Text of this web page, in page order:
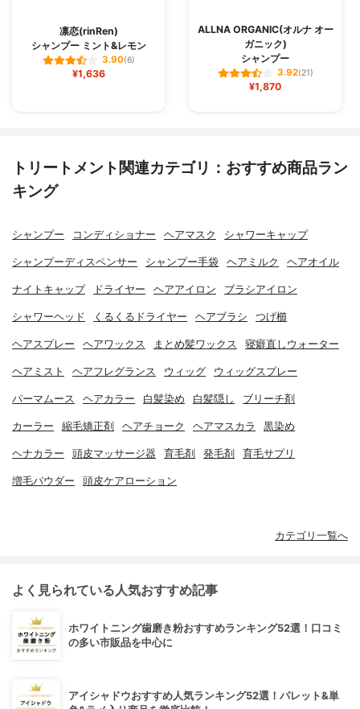
凛恋(rinRen)
シャンプー ミント&レモン
3.90(6)
¥1,636
ALLNA ORGANIC(オルナ オー
ガニック)
シャンプー
3.92(21)
¥1,870
トリートメント関連カテゴリ：おすすめ商品ラン
キング
シャンプー コンディショナー ヘアマスク シャワーキャップ
シャンプーディスペンサー シャンプー手袋 ヘアミルク ヘアオイル
ナイトキャップ ドライヤー ヘアアイロン ブラシアイロン
シャワーヘッド くるくるドライヤー ヘアブラシ つげ櫛
ヘアスプレー ヘアワックス まとめ髪ワックス 寝癖直しウォーター
ヘアミスト ヘアフレグランス ウィッグ ウィッグスプレー
パーマムース ヘアカラー 白髪染め 白髪隠し ブリーチ剤
カーラー 縮毛矯正剤 ヘアチョーク ヘアマスカラ 黒染め
ヘナカラー 頭皮マッサージ器 育毛剤 発毛剤 育毛サプリ
増毛パウダー 頭皮ケアローション
カテゴリ一覧へ
よく見られている人気おすすめ記事
ホワイトニング歯磨き粉おすすめランキング52選！口コミ
の多い市販品を中心に
アイシャドウおすすめ人気ランキング52選！パレット&単